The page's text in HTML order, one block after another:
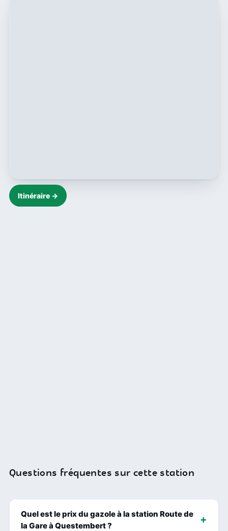
Itinéraire →
Questions fréquentes sur cette station
Quel est le prix du gazole à la station Route de
la Gare à Questembert ?